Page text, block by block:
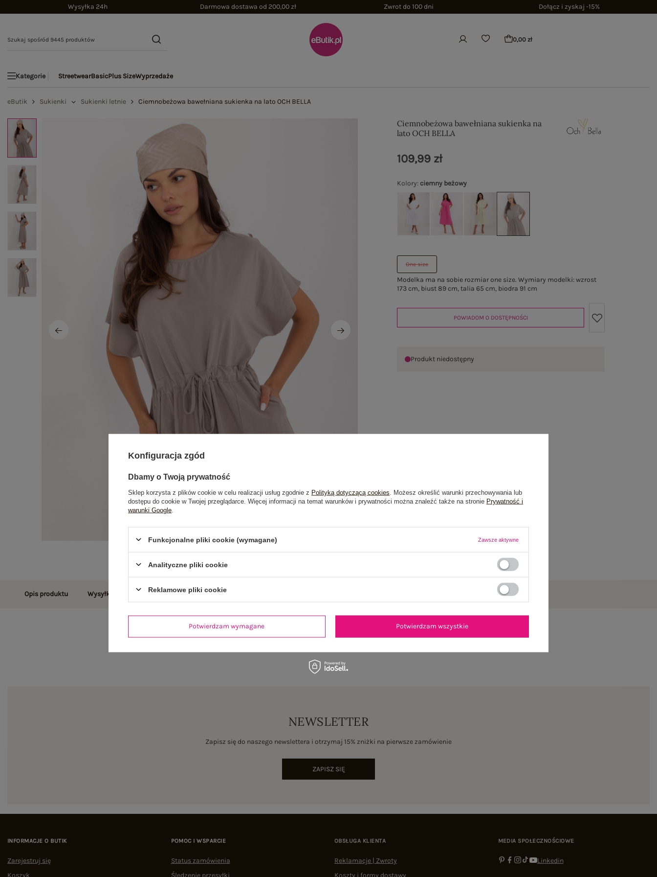
Wysyłka 24h Darmowa dostawa od 200,00 zł Zwrot do 100 dni Dołącz i zyskaj -15%
0,00 zł
Kategorie StreetwearBasicPlus SizeWyprzedaże
eButik Sukienki Sukienki letnie Ciemnobeżowa bawełniana sukienka na lato OCH BELLA
Ciemnobeżowa bawełniana sukienka na
lato OCH BELLA
Kolory: ciemny beżowy
One size
Modelka ma na sobie rozmiar one size. Wymiary modelki: wzrost
173 cm, biust 89 cm, talia 65 cm, biodra 91 cm
109,99 zł
POWIADOM O DOSTĘPNOŚCI
Produkt niedostępny
Opis produktu Wysyłka i dostawa Zwroty i reklamacje
NEWSLETTER
Zapisz się do naszego newslettera i otrzymaj 15% zniżki na pierwsze zamówienie
ZAPISZ SIĘ
INFORMACJE O BUTIK
Zarejestruj się
Koszyk
POMOC I WSPARCIE
Status zamówienia
Śledzenie przesyłki
OBSŁUGA KLIENTA
Reklamacje | Zwroty
Koszty i formy dostawy
MEDIA SPOŁECZNOŚCIOWE
Linkedin
Konfiguracja zgód
Dbamy o Twoją prywatność
Sklep korzysta z plików cookie w celu realizacji usług zgodnie z Polityką dotyczącą cookies . Możesz określić warunki przechowywania lub
dostępu do cookie w Twojej przeglądarce. Więcej informacji na temat warunków i prywatności można znaleźć także na stronie Prywatność i
warunki Google
Funkcjonalne pliki cookie (wymagane) Zawsze aktywne
Analityczne pliki cookie
Reklamowe pliki cookie
Potwierdzam wymagane Potwierdzam wszystkie